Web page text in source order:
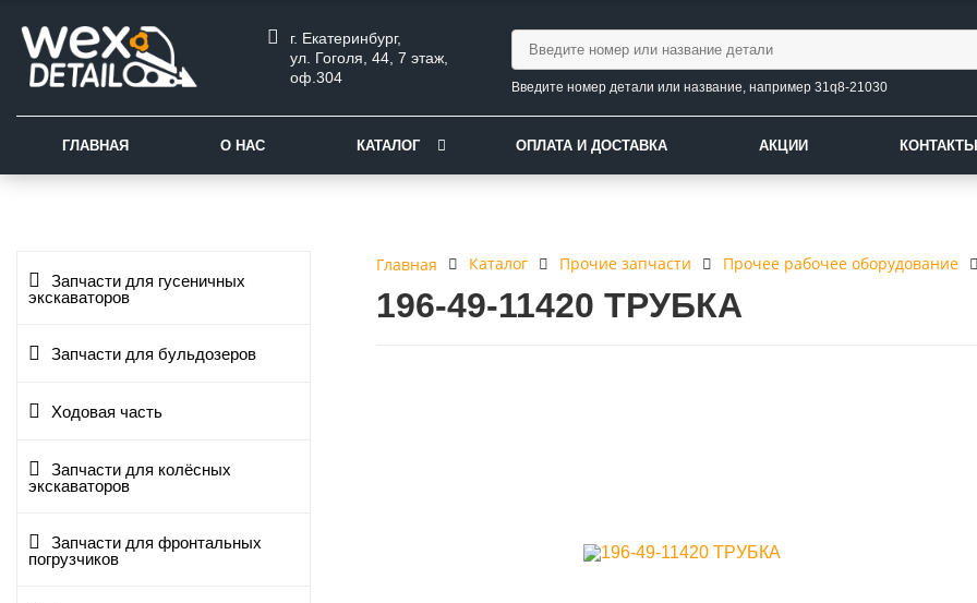
г. Екатеринбург,
ул. Гоголя, 44, 7 этаж,
оф.304
Введите номер детали или название, например 31q8-21030
ГЛАВНАЯ О НАС КАТАЛОГ ОПЛАТА И ДОСТАВКА АКЦИИ КОНТАКТЫ
Запчасти для гусеничных
экскаваторов
Запчасти для бульдозеров
Ходовая часть
Запчасти для колёсных
экскаваторов
Запчасти для фронтальных
погрузчиков
Главная Каталог Прочие запчасти Прочее рабочее оборудование
196-49-11420 ТРУБКА